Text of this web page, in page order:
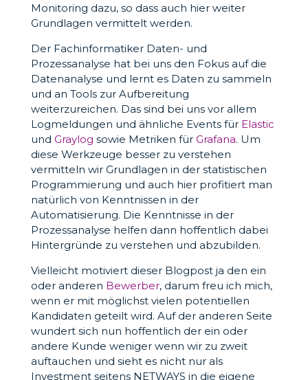
Monitoring dazu, so dass auch hier weiter
Grundlagen vermittelt werden.
Der Fachinformatiker Daten- und
Prozessanalyse hat bei uns den Fokus auf die
Datenanalyse und lernt es Daten zu sammeln
und an Tools zur Aufbereitung
weiterzureichen. Das sind bei uns vor allem
Logmeldungen und ähnliche Events für Elastic
und Graylog sowie Metriken für Grafana. Um
diese Werkzeuge besser zu verstehen
vermitteln wir Grundlagen in der statistischen
Programmierung und auch hier profitiert man
natürlich von Kenntnissen in der
Automatisierung. Die Kenntnisse in der
Prozessanalyse helfen dann hoffentlich dabei
Hintergründe zu verstehen und abzubilden.
Vielleicht motiviert dieser Blogpost ja den ein
oder anderen Bewerber, darum freu ich mich,
wenn er mit möglichst vielen potentiellen
Kandidaten geteilt wird. Auf der anderen Seite
wundert sich nun hoffentlich der ein oder
andere Kunde weniger wenn wir zu zweit
auftauchen und sieht es nicht nur als
Investment seitens NETWAYS in die eigene